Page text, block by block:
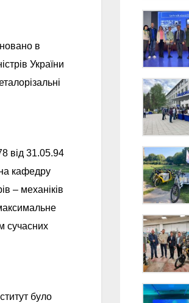
в
України
від 31.05.94
кафедру
– механіків
сучасних
було